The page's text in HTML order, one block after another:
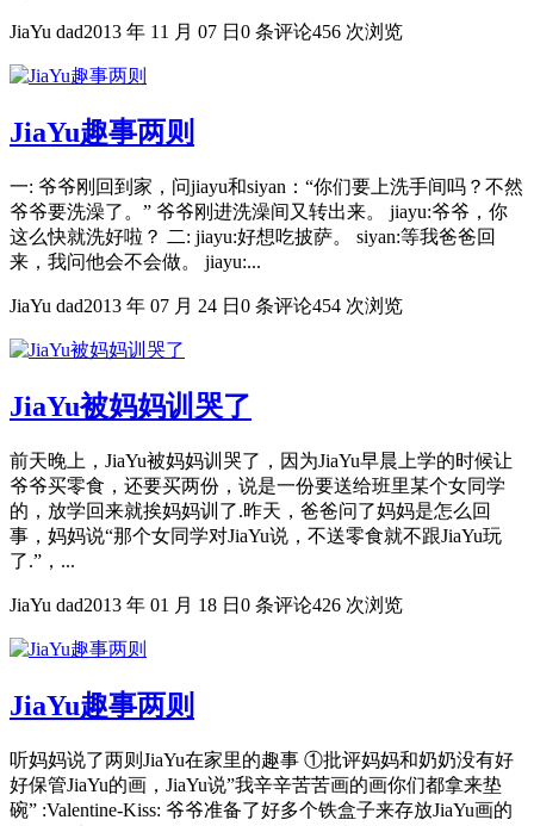
JiaYu dad2013 年 11 月 07 日 0 条评论456 次浏览
JiaYu趣事两则
一: 爷爷刚回到家，问jiayu和siyan：“你们要上洗手间吗？不然
爷爷要洗澡了。” 爷爷刚进洗澡间又转出来。 jiayu:爷爷，你
这么快就洗好啦？ 二: jiayu:好想吃披萨。 siyan:等我爸爸回
来，我问他会不会做。 jiayu:...
JiaYu dad2013 年 07 月 24 日 0 条评论454 次浏览
JiaYu被妈妈训哭了
前天晚上，JiaYu被妈妈训哭了，因为JiaYu早晨上学的时候让
爷爷买零食，还要买两份，说是一份要送给班里某个女同学
的，放学回来就挨妈妈训了.昨天，爸爸问了妈妈是怎么回
事，妈妈说“那个女同学对JiaYu说，不送零食就不跟JiaYu玩
了.”，...
JiaYu dad2013 年 01 月 18 日 0 条评论426 次浏览
JiaYu趣事两则
听妈妈说了两则JiaYu在家里的趣事 ①批评妈妈和奶奶没有好
好保管JiaYu的画，JiaYu说”我辛辛苦苦画的画你们都拿来垫
碗” :Valentine-Kiss: 爷爷准备了好多个铁盒子来存放JiaYu画的